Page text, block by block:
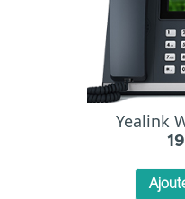
Yealink